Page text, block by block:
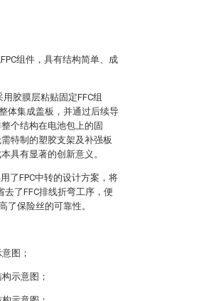
组件，具有结构简单、成
胶膜层粘贴固定FFC组
体集成盖板，并通过后续导
个结构在电池包上的固
特制的塑胶支架及补强板
具有显著的创新意义。
了FPC中转的设计方案，将
去了FFC排线折弯工序，便
了保险丝的可靠性。
图；
示意图；